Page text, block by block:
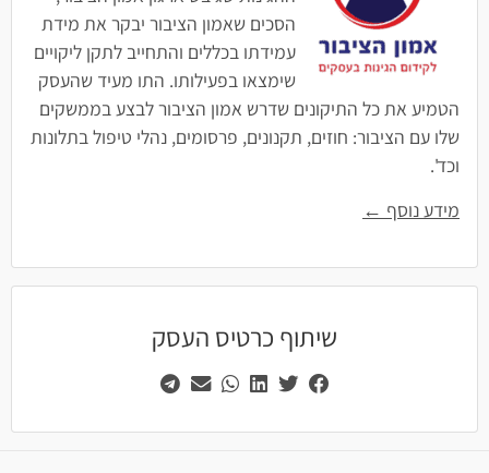
הסכים שאמון הציבור יבקר את מידת
עמידתו בכללים והתחייב לתקן ליקויים
שימצאו בפעילותו. התו מעיד שהעסק
הטמיע את כל התיקונים שדרש אמון הציבור לבצע בממשקים
שלו עם הציבור: חוזים, תקנונים, פרסומים, נהלי טיפול בתלונות
וכד'.
מידע נוסף ←
שיתוף כרטיס העסק